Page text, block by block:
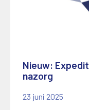
Nieuw:
nazorg
23 juni 2025